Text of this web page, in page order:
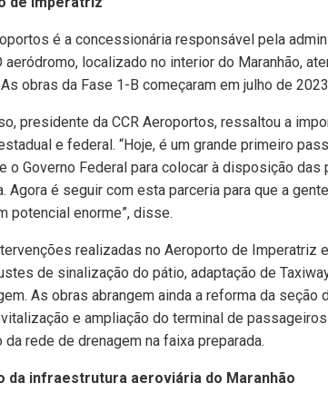
é a concessionária responsável pela
aeródromo, localizado no interior do Maranhão,
obras da Fase 1-B começaram em julho de
presidente da CCR Aeroportos, ressaltou a
e federal. “Hoje, é um grande primeiro
o Governo Federal para colocar à disposição
Agora é seguir com esta parceria para que a
potencial enorme”, disse.
realizadas no Aeroporto de Imperatriz
de sinalização do pátio, adaptação de
As obras abrangem ainda a reforma da
e ampliação do terminal de
da rede de drenagem na faixa preparada.
da infraestrutura aeroviária do Maranhão